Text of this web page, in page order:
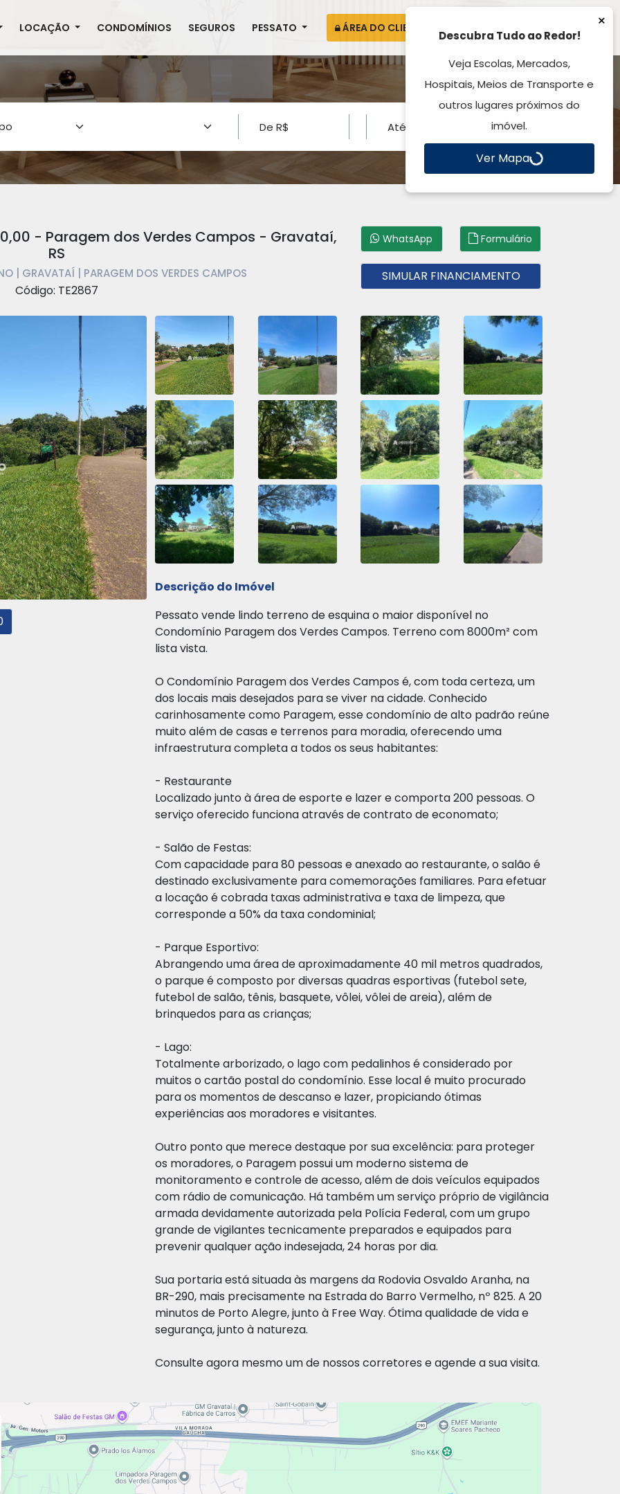
LOCAÇÃO CONDOMÍNIOS SEGUROS PESSATO ÁREA DO CLIENTE ATENDIMENTO
- Paragem dos Verdes Campos - Gravataí,
RS
| GRAVATAÍ | PARAGEM DOS VERDES CAMPOS
Código: TE2867
WhatsApp Formulário
SIMULAR FINANCIAMENTO
Descrição do Imóvel
Pessato vende lindo terreno de esquina o maior disponível no
Condomínio Paragem dos Verdes Campos. Terreno com 8000m² com
lista vista.
O Condomínio Paragem dos Verdes Campos é, com toda certeza, um
dos locais mais desejados para se viver na cidade. Conhecido
carinhosamente como Paragem, esse condomínio de alto padrão reúne
muito além de casas e terrenos para moradia, oferecendo uma
infraestrutura completa a todos os seus habitantes:
- Restaurante
Localizado junto à área de esporte e lazer e comporta 200 pessoas. O
serviço oferecido funciona através de contrato de economato;
- Salão de Festas:
Com capacidade para 80 pessoas e anexado ao restaurante, o salão é
destinado exclusivamente para comemorações familiares. Para efetuar
a locação é cobrada taxas administrativa e taxa de limpeza, que
corresponde a 50% da taxa condominial;
- Parque Esportivo:
Abrangendo uma área de aproximadamente 40 mil metros quadrados,
o parque é composto por diversas quadras esportivas (futebol sete,
futebol de salão, tênis, basquete, vôlei, vôlei de areia), além de
brinquedos para as crianças;
- Lago:
Totalmente arborizado, o lago com pedalinhos é considerado por
muitos o cartão postal do condomínio. Esse local é muito procurado
para os momentos de descanso e lazer, propiciando ótimas
experiências aos moradores e visitantes.
Outro ponto que merece destaque por sua excelência: para proteger
os moradores, o Paragem possui um moderno sistema de
monitoramento e controle de acesso, além de dois veículos equipados
com rádio de comunicação. Há também um serviço próprio de vigilância
armada devidamente autorizada pela Polícia Federal, com um grupo
grande de vigilantes tecnicamente preparados e equipados para
prevenir qualquer ação indesejada, 24 horas por dia.
Sua portaria está situada às margens da Rodovia Osvaldo Aranha, na
BR-290, mais precisamente na Estrada do Barro Vermelho, nº 825. A 20
minutos de Porto Alegre, junto à Free Way. Ótima qualidade de vida e
segurança, junto à natureza.
Consulte agora mesmo um de nossos corretores e agende a sua visita.
×
Descubra Tudo ao Redor!
Veja Escolas, Mercados,
Hospitais, Meios de Transporte e
outros lugares próximos do
imóvel.
Ver Mapa